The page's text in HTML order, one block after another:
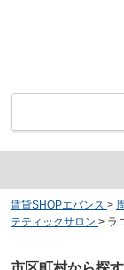
賃貸SHOPエバンス >
テティックサロン > ラ